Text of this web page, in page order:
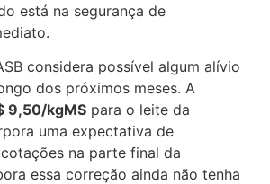
está na segurança de
considera possível algum alívio
dos próximos meses. A
9,50/kgMS para o leite da
uma expectativa de
na parte final da
essa correção ainda não tenha